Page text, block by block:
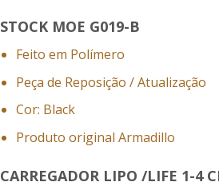
STOCK MOE G019-B
Feito em Polímero
Peça de Reposição / Atualização
Cor: Black
Produto original Armadillo
CARREGADOR LIPO /LIFE 1-4